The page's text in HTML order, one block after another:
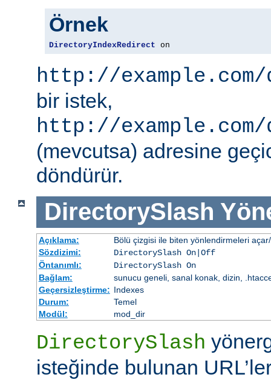
Örnek
DirectoryIndexRedirect on
http://example.com/
bir istek,
http://
(mevcutsa) adresine
döndürür.
DirectorySlash
Açıklama:
Bölü çizgisi ile biten yönlendirmeleri
Sözdizimi:
DirectorySlash On|Off
Öntanımlı:
DirectorySlash On
Bağlam:
sunucu geneli, sanal konak, dizin,
Geçersizleştirme: Indexes
Durum:
Temel
Modül:
mod_dir
DirectorySlash
isteğinde bulunan